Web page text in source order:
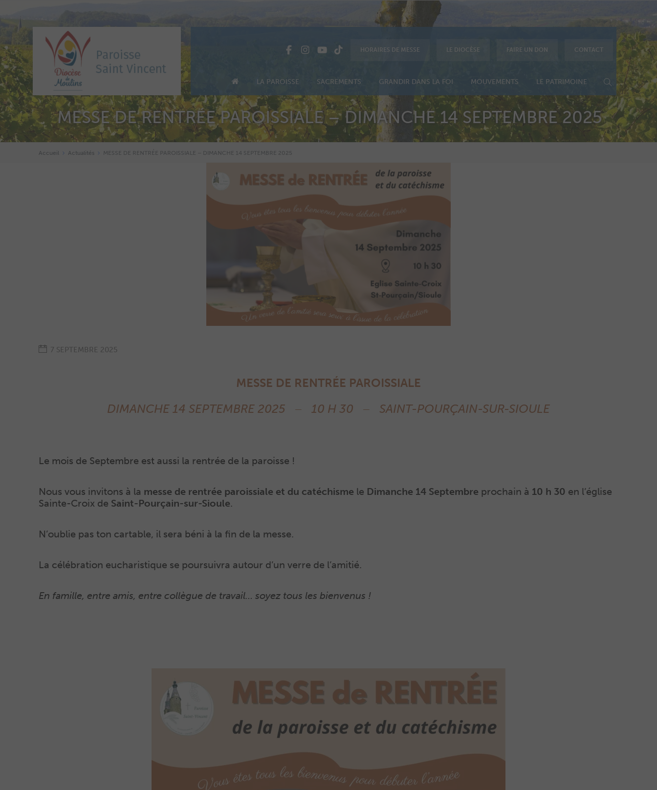
HORAIRES DE MESSE LE DIOCÈSE FAIRE UN DON CONTACT
LA PAROISSE SACREMENTS GRANDIR DANS LA FOI MOUVEMENTS LE PATRIMOINE
MESSE DE RENTRÉE PAROISSIALE – DIMANCHE 14 SEPTEMBRE 2025
Accueil Actualités MESSE DE RENTRÉE PAROISSIALE – DIMANCHE 14 SEPTEMBRE 2025
7 SEPTEMBRE 2025
MESSE DE RENTRÉE PAROISSIALE
DIMANCHE 14 SEPTEMBRE 2025 – 10 H 30 – SAINT-POURÇAIN-SUR-SIOULE
Le mois de Septembre est aussi la rentrée de la paroisse !
Nous vous invitons à la messe de rentrée paroissiale et du catéchisme le Dimanche 14 Septembre prochain à 10 h 30 en l’église
Sainte-Croix de Saint-Pourçain-sur-Sioule.
N’oublie pas ton cartable, il sera béni à la fin de la messe.
La célébration eucharistique se poursuivra autour d’un verre de l’amitié.
En famille, entre amis, entre collègue de travail… soyez tous les bienvenus !